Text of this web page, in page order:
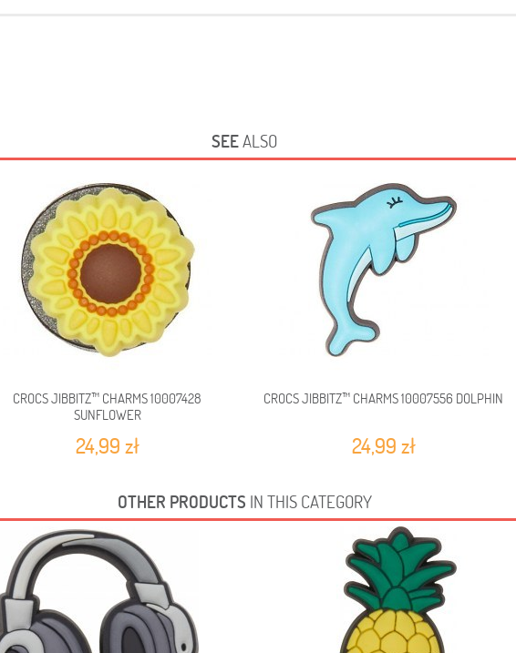
SEEALSO
CROCS JIBBITZ™ CHARMS 10007428
SUNFLOWER
24,99 zł
CROCS JIBBITZ™ CHARMS 10007556 DOLPHIN
24,99 zł
OTHER PRODUCTS IN THIS CATEGORY